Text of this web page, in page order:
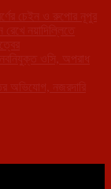
চেইন ও রুপোর নূপুর
নয়াদিল্লিতে
নবনিযুক্ত ওসি, অপরাধ
অভিযোগ, নজরদারি